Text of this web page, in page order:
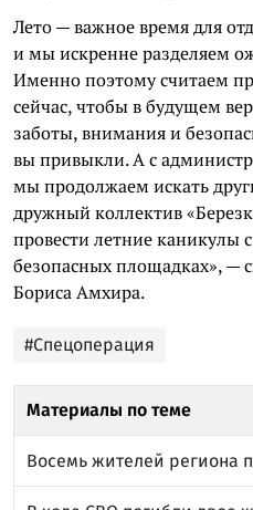
Лето — важное время для
и мы искренне разделяем
Именно поэтому считаем
сейчас, чтобы в будущем
заботы, внимания и
вы привыкли. А с
мы продолжаем искать
дружный коллектив
провести летние каникулы
безопасных площадках», —
Бориса Амхира.
#Спецоперация
Материалы по теме
Восемь жителей региона